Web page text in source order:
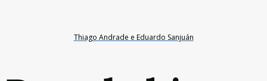
Thiago Andrade e Eduardo Sanjuán